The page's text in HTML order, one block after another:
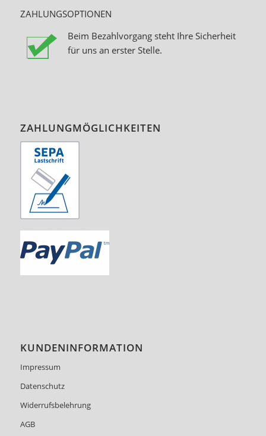
ZAHLUNGSOPTIONEN
Beim Bezahlvorgang steht Ihre Sicherheit
für uns an erster Stelle.
ZAHLUNGMÖGLICHKEITEN
KUNDENINFORMATION
Impressum
Datenschutz
Widerrufsbelehrung
AGB